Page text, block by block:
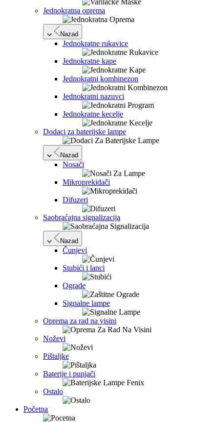
Jednokratna oprema
Nazad
Jednokratne rukavice
Jednokratne kape
Jednokratni kombinezon
Jednokratni nazuvci
Jednokratne kecelje
Dodaci za baterijske lampe
Nazad
Nosači
Mikroprekidači
Difuzeri
Saobraćajna signalizacija
Nazad
Čunjevi
Stubići i lanci
Ograde
Signalne lampe
Oprema za rad na visini
Noževi
Pištaljke
Baterije i punjači
Ostalo
Početna